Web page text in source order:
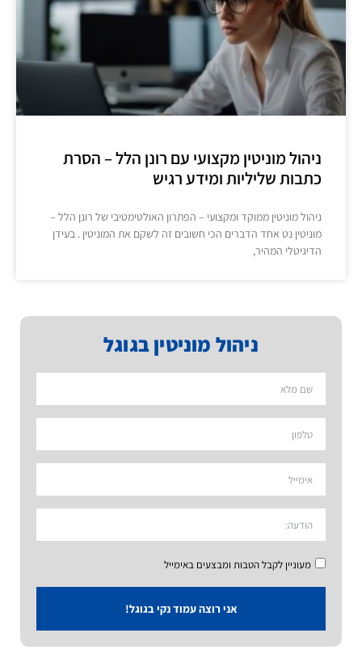
ניהול מוניטין בגוגל
מעוניין לקבל הטבות ומבצעים באימייל
אני רוצה עמוד נקי בגוגל!
ניהול מוניטין מקצועי עם רונן הלל – הסרת
כתבות שליליות ומידע רגיש
ניהול מוניטין ממוקד ומקצועי – הפתרון האולטימטיבי של רונן הלל –
מוניטין נט אחד הדברים הכי חשובים זה לשקם את המוניטין . בעידן
הדיגיטלי המהיר,